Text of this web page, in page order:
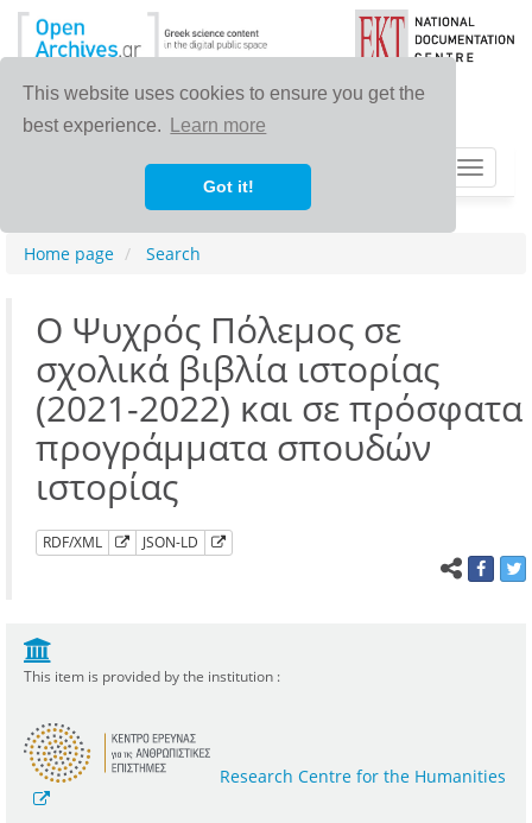
This website uses cookies to ensure you get the
best experience.
Learn more
Got it!
Toggle
Home page Search
Ο Ψυχρός Πόλεμος σε
σχολικά βιβλία ιστορίας
(2021-2022) και σε πρόσφατα
προγράμματα σπουδών
ιστορίας
RDF/XML JSON-LD
This item is provided by the institution :
Research Centre for the Humanities